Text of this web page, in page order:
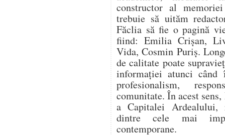
constructor al
trebuie să uităm
Făclia să fie o pagină
fiind: Emilia Crișan,
Vida, Cosmin Puriș.
de calitate poate
informației atunci când
profesionalism,
comunitate. În acest
a Capitalei Ardealului,
dintre cele mai
contemporane.